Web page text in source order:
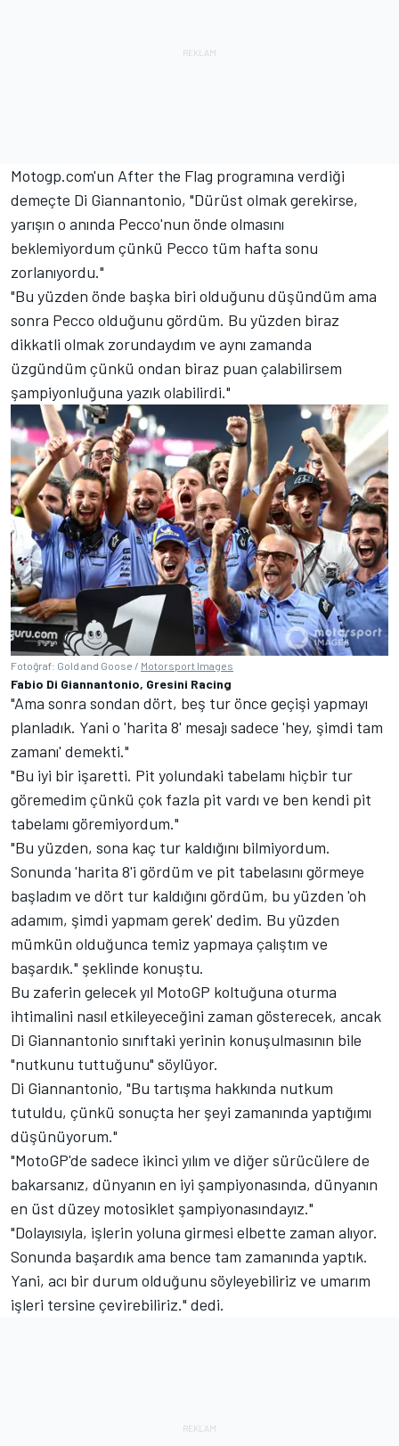
Motogp.com'un After the Flag programına verdiği
demeçte Di Giannantonio, "Dürüst olmak gerekirse,
yarışın o anında Pecco'nun önde olmasını
beklemiyordum çünkü Pecco tüm hafta sonu
zorlanıyordu."
"Bu yüzden önde başka biri olduğunu düşündüm ama
sonra Pecco olduğunu gördüm. Bu yüzden biraz
dikkatli olmak zorundaydım ve aynı zamanda
üzgündüm çünkü ondan biraz puan çalabilirsem
şampiyonluğuna yazık olabilirdi."
Fotoğraf: Gold and Goose / Motorsport Images
Fabio Di Giannantonio, Gresini Racing
"Ama sonra sondan dört, beş tur önce geçişi yapmayı
planladık. Yani o 'harita 8' mesajı sadece 'hey, şimdi tam
zamanı' demekti."
"Bu iyi bir işaretti. Pit yolundaki tabelamı hiçbir tur
göremedim çünkü çok fazla pit vardı ve ben kendi pit
tabelamı göremiyordum."
"Bu yüzden, sona kaç tur kaldığını bilmiyordum.
Sonunda 'harita 8'i gördüm ve pit tabelasını görmeye
başladım ve dört tur kaldığını gördüm, bu yüzden 'oh
adamım, şimdi yapmam gerek' dedim. Bu yüzden
mümkün olduğunca temiz yapmaya çalıştım ve
başardık." şeklinde konuştu.
Bu zaferin gelecek yıl MotoGP koltuğuna oturma
ihtimalini nasıl etkileyeceğini zaman gösterecek, ancak
Di Giannantonio sınıftaki yerinin konuşulmasının bile
"nutkunu tuttuğunu" söylüyor.
Di Giannantonio, "Bu tartışma hakkında nutkum
tutuldu, çünkü sonuçta her şeyi zamanında yaptığımı
düşünüyorum."
"MotoGP'de sadece ikinci yılım ve diğer sürücülere de
bakarsanız, dünyanın en iyi şampiyonasında, dünyanın
en üst düzey motosiklet şampiyonasındayız."
"Dolayısıyla, işlerin yoluna girmesi elbette zaman alıyor.
Sonunda başardık ama bence tam zamanında yaptık.
Yani, acı bir durum olduğunu söyleyebiliriz ve umarım
işleri tersine çevirebiliriz." dedi.